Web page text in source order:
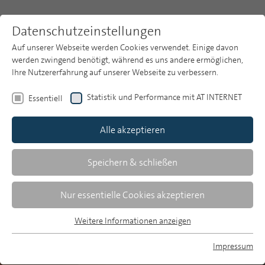
Themen Medieninhalte
Das Erste baut
Politikberichterstattung in
der Primetime aus
ARD-Programmanalyse 2024: Informationsprofile
Datenschutzeinstellungen
Auf unserer Webseite werden Cookies verwendet. Einige davon
werden zwingend benötigt, während es uns andere ermöglichen,
Ihre Nutzererfahrung auf unserer Webseite zu verbessern.
Essentiell Statistik und Performance mit AT INTERNET
Alle akzeptieren
Speichern & schließen
Nur essentielle Cookies akzeptieren
Essentielle Cookies werden für grundlegende Funktionen der
Weitere Informationen anzeigen
Impressum